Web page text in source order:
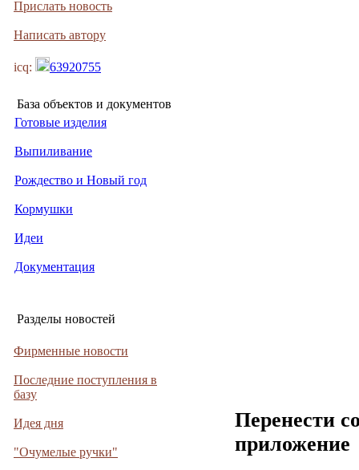
Прислать новость
Написать автору
icq: 63920755
База объектов и документов
Готовые изделия
Выпиливание
Рождество и Новый год
Кормушки
Идеи
Документация
Разделы новостей
Фирменные новости
Последние поступления в
базу
Идея дня
"Очумелые ручки"
Перенести
приложение